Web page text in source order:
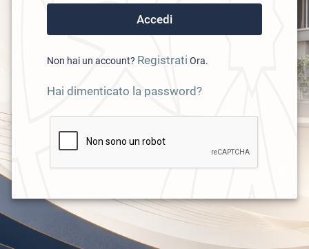
Non hai un account? Registrati Ora.
Hai dimenticato la password?